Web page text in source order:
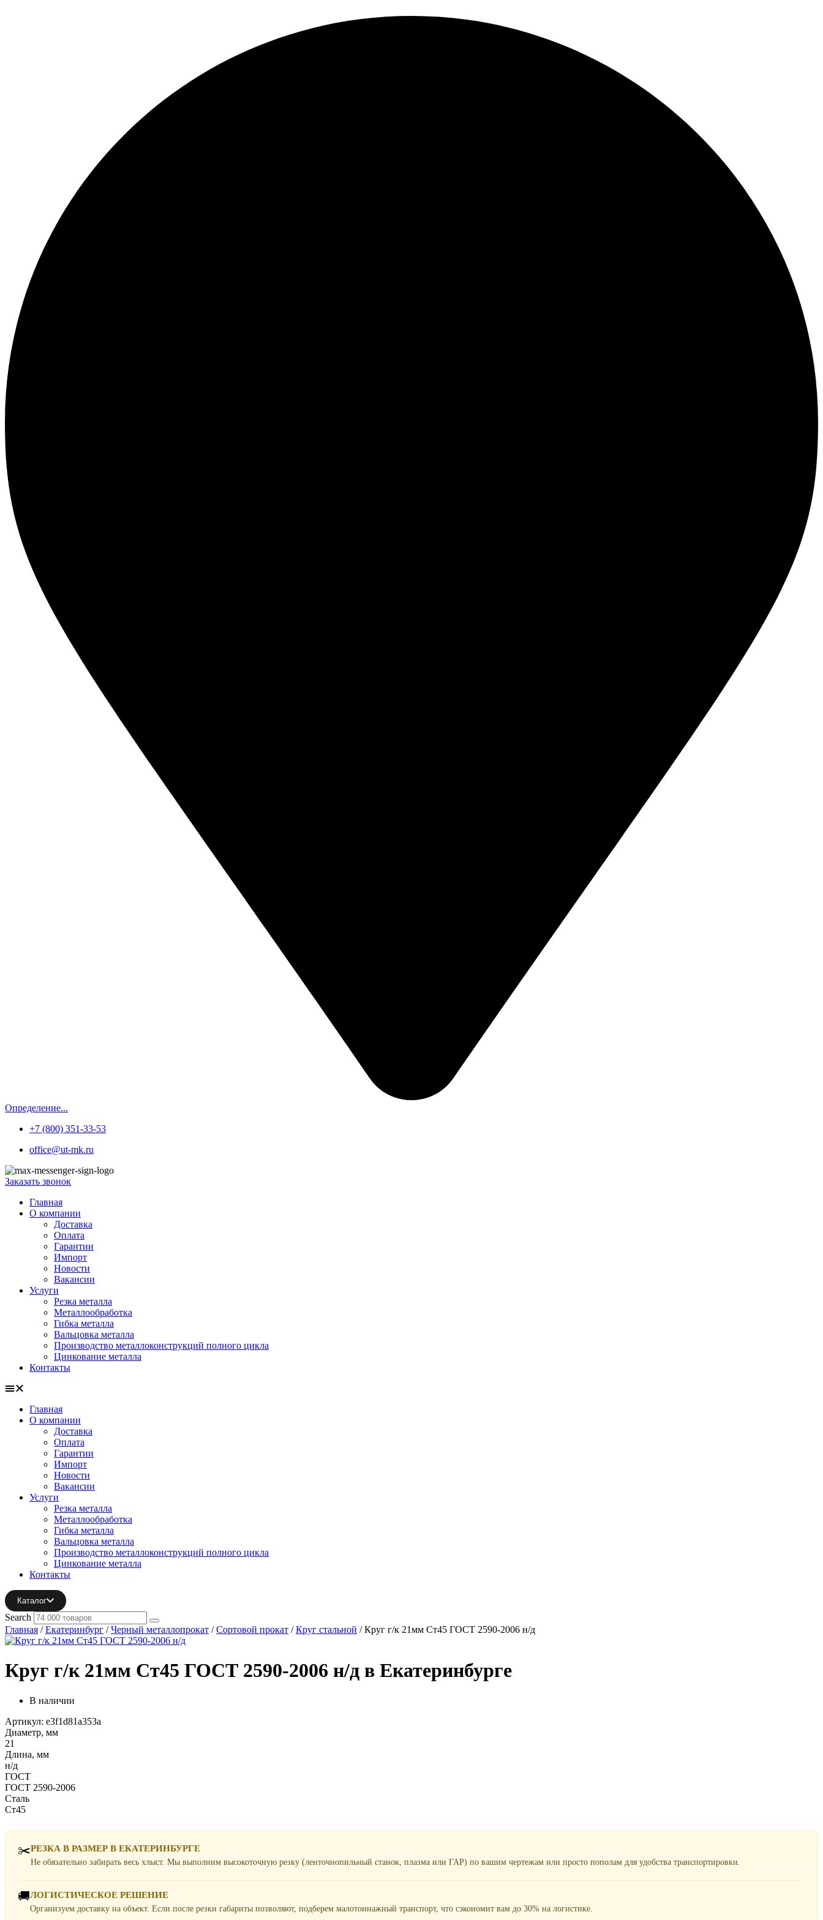
Определение...
+7 (800) 351-33-53
office@ut-mk.ru
Заказать звонок
Главная
О компании
Доставка
Оплата
Гарантии
Импорт
Новости
Вакансии
Услуги
Резка металла
Металлообработка
Гибка металла
Вальцовка металла
Производство металлоконструкций полного цикла
Цинкование металла
Контакты
Главная
О компании
Доставка
Оплата
Гарантии
Импорт
Новости
Вакансии
Услуги
Резка металла
Металлообработка
Гибка металла
Вальцовка металла
Производство металлоконструкций полного цикла
Цинкование металла
Контакты
Каталог
Search
Главная /Екатеринбург /Черный металлопрокат /Сортовой прокат /Круг стальной / Круг г/к 21мм Ст45 ГОСТ 2590-2006 н/д
Круг г/к 21мм Ст45 ГОСТ 2590-2006 н/д в Екатеринбурге
В наличии
Артикул: e3f1d81a353a
Диаметр, мм
21
Длина, мм
н/д
ГОСТ
ГОСТ 2590-2006
Сталь
Ст45
✂️РЕЗКА В РАЗМЕР В ЕКАТЕРИНБУРГЕ
Не обязательно забирать весь хлыст. Мы выполним высокоточную резку (ленточнопильный станок, плазма или ГАР) по вашим чертежам или просто пополам для удобства транспортировки.
🚚ЛОГИСТИЧЕСКОЕ РЕШЕНИЕ
Организуем доставку на объект. Если после резки габариты позволяют, подберем малотоннажный транспорт, что сэкономит вам до 30% на логистике.